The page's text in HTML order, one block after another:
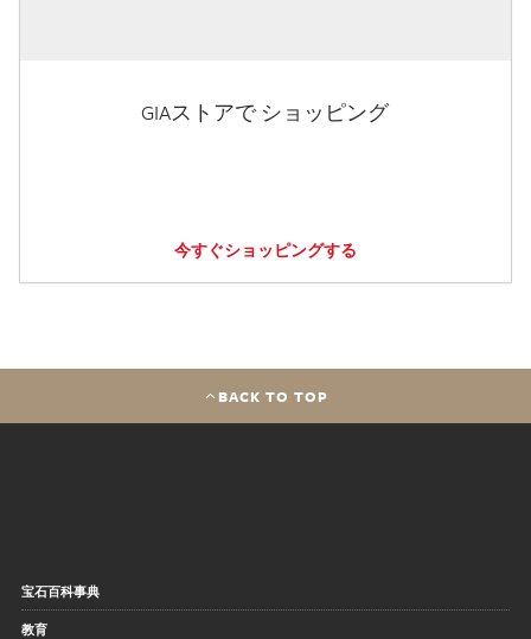
GIAストアで ショッピング
今すぐショッピングする
BACK TO TOP
宝石百科事典
教育